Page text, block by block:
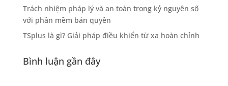
Trách nhiệm pháp lý và an toàn trong kỷ nguyên số
với phần mềm bản quyền
TSplus là gì? Giải pháp điều khiển từ xa hoàn chỉnh
Bình luận gần đây